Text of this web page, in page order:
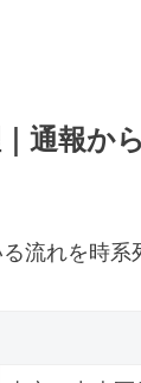
通報か
流れを時系